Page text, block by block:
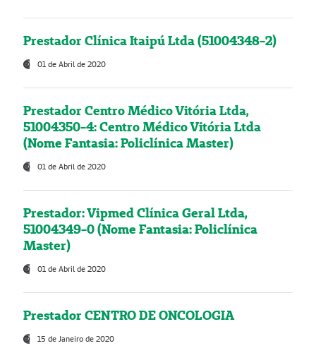
Prestador Clínica Itaipú Ltda (51004348-2)
01 de Abril de 2020
Prestador Centro Médico Vitória Ltda,
51004350-4: Centro Médico Vitória Ltda
(Nome Fantasia: Policlínica Master)
01 de Abril de 2020
Prestador: Vipmed Clínica Geral Ltda,
51004349-0 (Nome Fantasia: Policlínica
Master)
01 de Abril de 2020
Prestador CENTRO DE ONCOLOGIA
15 de Janeiro de 2020